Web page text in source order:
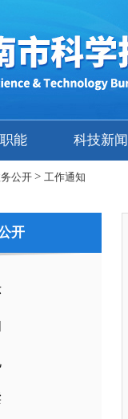
能 科技新闻
公开 > 工作通知
开